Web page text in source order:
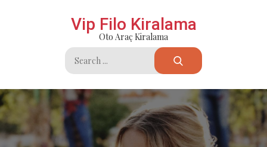
Vip Filo Kiralama
Oto Araç Kiralama
Search
for: